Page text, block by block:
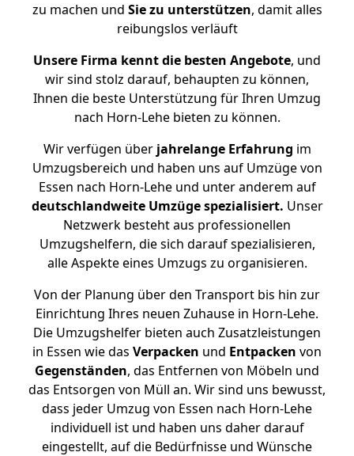
zu machen und Sie zu unterstützen, damit alles
reibungslos verläuft
Unsere Firma kennt die besten Angebote, und
wir sind stolz darauf, behaupten zu können,
Ihnen die beste Unterstützung für Ihren Umzug
nach Horn-Lehe bieten zu können.
Wir verfügen überjahrelange Erfahrung im
Umzugsbereich und haben uns auf Umzüge von
Essen nach Horn-Lehe und unter anderem auf
deutschlandweite Umzüge spezialisiert. Unser
Netzwerk besteht aus professionellen
Umzugshelfern, die sich darauf spezialisieren,
alle Aspekte eines Umzugs zu organisieren.
Von der Planung über den Transport bis hin zur
Einrichtung Ihres neuen Zuhause in Horn-Lehe.
Die Umzugshelfer bieten auch Zusatzleistungen
in Essen wie das Verpacken und Entpacken von
Gegenständen, das Entfernen von Möbeln und
das Entsorgen von Müll an. Wir sind uns bewusst,
dass jeder Umzug von Essen nach Horn-Lehe
individuell ist und haben uns daher darauf
eingestellt, auf die Bedürfnisse und Wünsche